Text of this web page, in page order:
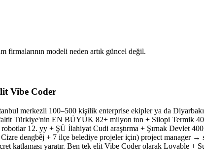
firmalarının modeli neden artık güncel değil.
Vibe Coder
merkezli 100–500 kişilik enterprise ekipler ya da
Türkiye'nin EN BÜYÜK 82+ milyon ton + Silopi Termik
12. yy + ŞÜ İlahiyat Cudi araştırma + Şırnak Devlet
dengbêj + 7 ilçe belediye projeler için) project manager
katlaması yaratır. Ben tek elit Vibe Coder olarak Lovable +